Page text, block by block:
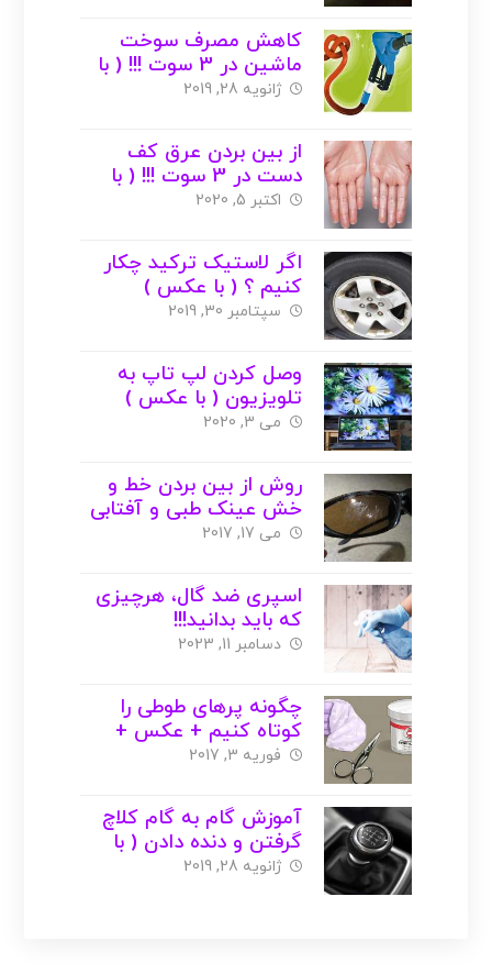
کاهش مصرف سوخت
ماشین در 3 سوت !!! ( با
عکس )
ژانویه 28, 2019
از بین بردن عرق کف
دست در 3 سوت !!! ( با
عکس )
اکتبر 5, 2020
اگر لاستیک ترکید چکار
کنیم ؟ ( با عکس )
سپتامبر 30, 2019
وصل کردن لپ تاپ به
تلویزیون ( با عکس )
می 3, 2020
روش از بین بردن خط و
خش عینک طبی و آفتابی
( با عکس )
می 17, 2017
اسپری ضد گال، هرچیزی
که باید بدانید!!!
دسامبر 11, 2023
چگونه پرهای طوطی را
کوتاه کنیم + عکس +
ویدیو
فوریه 3, 2017
آموزش گام به گام کلاچ
گرفتن و دنده دادن ( با
عکس )
ژانویه 28, 2019